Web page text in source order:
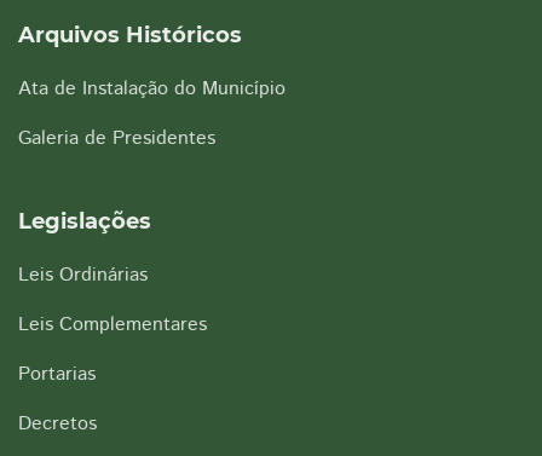
Arquivos Históricos
Ata de Instalação do Município
Galeria de Presidentes
Legislações
Leis Ordinárias
Leis Complementares
Portarias
Decretos